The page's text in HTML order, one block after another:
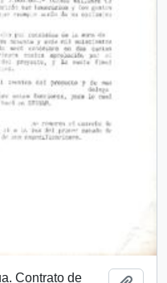
Contrato de